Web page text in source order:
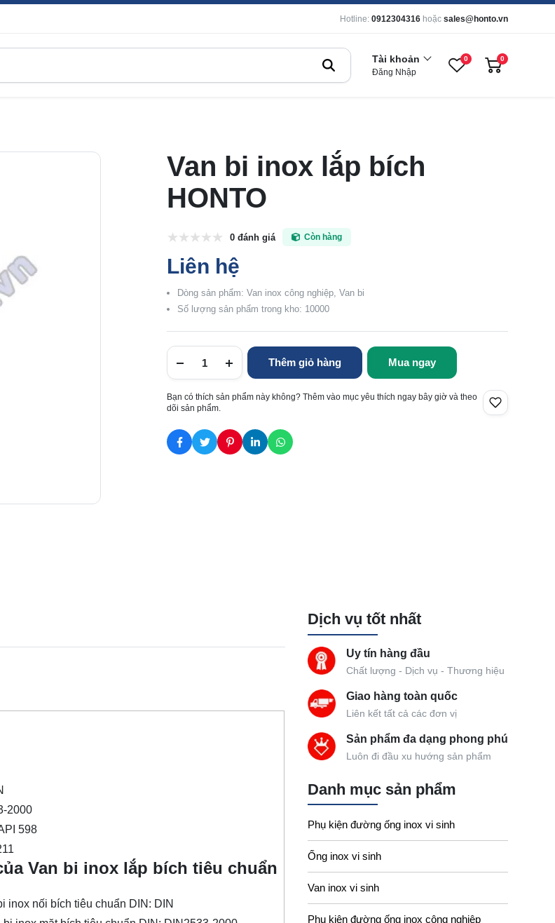
Hotline: 0912304316 hoặc sales@honto.vn
Tài khoản
Đăng Nhập
0 0
Van bi inox lắp bích
HONTO
0 đánh giá Còn hàng
Liên hệ
Dòng sản phẩm: Van inox công nghiệp, Van bi
Số lượng sản phẩm trong kho: 10000
Thêm giỏ hàng Mua ngay
Bạn có thích sản phẩm này không? Thêm vào mục yêu thích ngay bây giờ và theo
dõi sản phẩm.
2000
598
Van bi inox lắp bích tiêu chuẩn
inox nối bích tiêu chuẩn DIN : DIN
Dịch vụ tốt nhất
Uy tín hàng đầu
Chất lượng - Dịch vụ - Thương hiệu
Giao hàng toàn quốc
Liên kết tất cả các đơn vị
Sản phẩm đa dạng phong phú
Luôn đi đầu xu hướng sản phẩm
Danh mục sản phẩm
Phụ kiện đường ống inox vi sinh
Ống inox vi sinh
Van inox vi sinh
Phụ kiện đường ống inox công nghiệp